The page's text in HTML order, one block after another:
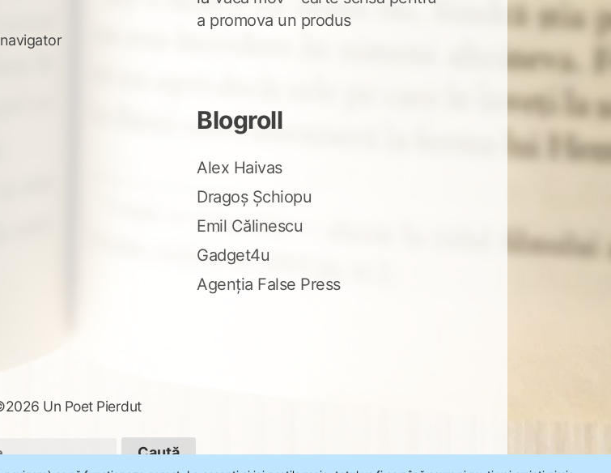
a promova un produs
Blogroll
Alex Haivas
Dragoș Șchiopu
Emil Călinescu
Gadget4u
Agenția False Press
Un Poet Pierdut